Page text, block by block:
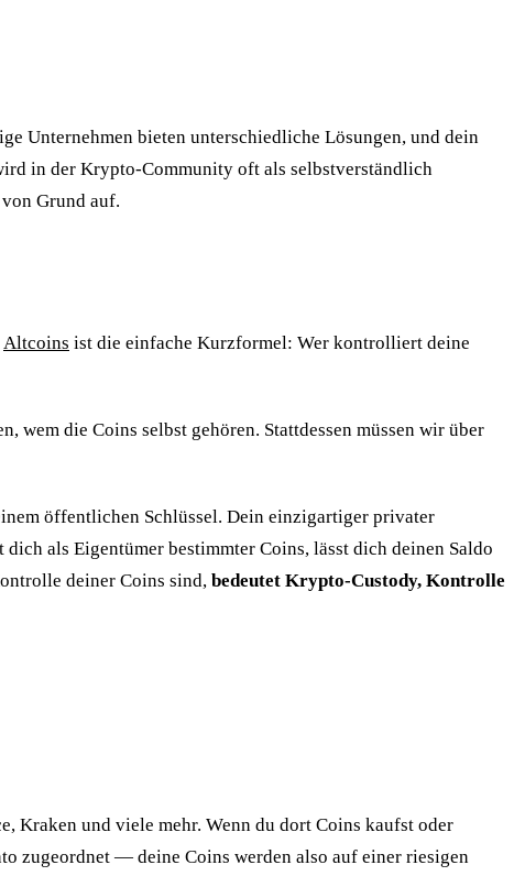
Unternehmen bieten unterschiedliche Lösungen, und dein
in der Krypto-Community oft als selbstverständlich
Grund auf.
Altcoins ist die einfache Kurzformel: Wer kontrolliert deine
wem die Coins selbst gehören. Stattdessen müssen wir über
öffentlichen Schlüssel. Dein einzigartiger privater
als Eigentümer bestimmter Coins, lässt dich deinen Saldo
deiner Coins sind, bedeutet Krypto-Custody, Kontrolle
Kraken und viele mehr. Wenn du dort Coins kaufst oder
zugeordnet — deine Coins werden also auf einer riesigen